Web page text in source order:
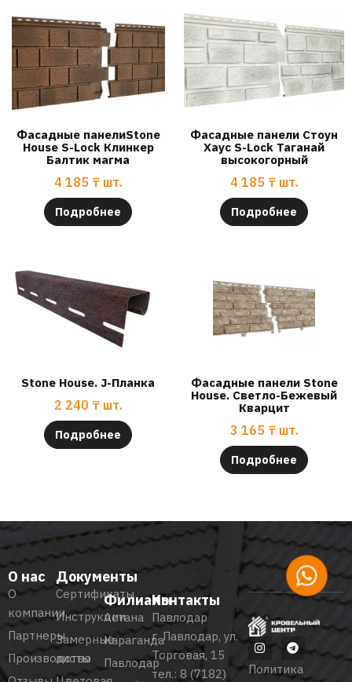
Фасадные панелиStone
House S-Lock Клинкер
Балтик магма
4 185 ₸ шт.
Подробнее
Фасадные панели Стоун
Хаус S-Lock Таганай
высокогорный
4 185 ₸ шт.
Подробнее
Stone House. J-Планка
2 240 ₸ шт.
Подробнее
Фасадные панели Stone
House. Светло-Бежевый
Кварцит
3 165 ₸ шт.
Подробнее
О нас
О
компании
Партнеры
Производство
Документы
Сертификаты
Инструкции
Замерные
листы
Филиалы
Астана
Караганда
Павлодар
Контакты
Павлодар
г. Павлодар, ул.
Торговая, 15
тел.: 8 (7182)
Политика